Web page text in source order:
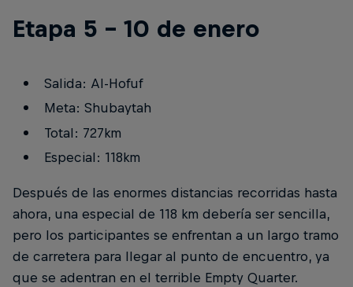
Etapa 5 - 10 de enero
Salida: Al-Hofuf
Meta: Shubaytah
Total: 727km
Especial: 118km
Después de las enormes distancias recorridas hasta
ahora, una especial de 118 km debería ser sencilla,
pero los participantes se enfrentan a un largo tramo
de carretera para llegar al punto de encuentro, ya
que se adentran en el terrible Empty Quarter.